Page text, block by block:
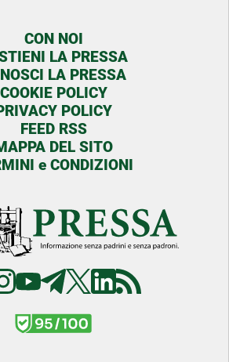
CON NOI
LA PRESSA
LA PRESSA
COOKIE POLICY
POLICY
FEED RSS
DEL SITO
e CONDIZIONI